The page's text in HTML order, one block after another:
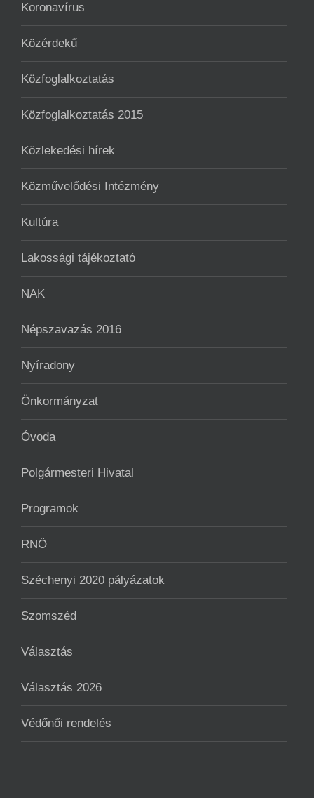
Koronavírus
Közérdekű
Közfoglalkoztatás
Közfoglalkoztatás 2015
Közlekedési hírek
Közművelődési Intézmény
Kultúra
Lakossági tájékoztató
NAK
Népszavazás 2016
Nyíradony
Önkormányzat
Óvoda
Polgármesteri Hivatal
Programok
RNÖ
Széchenyi 2020 pályázatok
Szomszéd
Választás
Választás 2026
Védőnői rendelés